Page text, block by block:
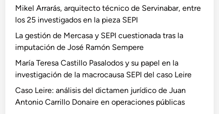
Mikel Arrarás, arquitecto técnico de Servinabar, entre
los 25 investigados en la pieza SEPI
La gestión de Mercasa y SEPI cuestionada tras la
imputación de José Ramón Sempere
María Teresa Castillo Pasalodos y su papel en la
investigación de la macrocausa SEPI del caso Leire
Caso Leire: análisis del dictamen jurídico de Juan
Antonio Carrillo Donaire en operaciones públicas